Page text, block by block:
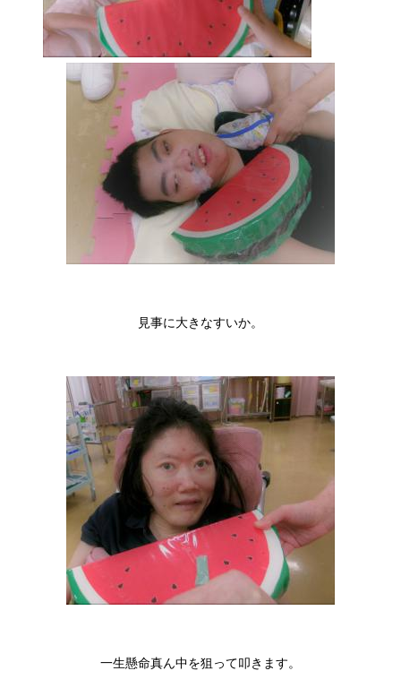
見事に大きなすいか。
一生懸命真ん中を狙って叩きます。